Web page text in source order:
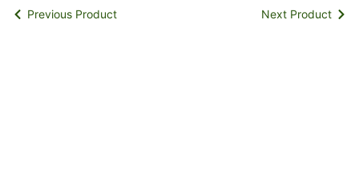
Previous Product Next Product